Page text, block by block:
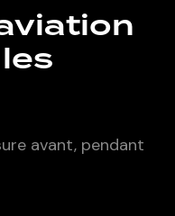
avant, pendant